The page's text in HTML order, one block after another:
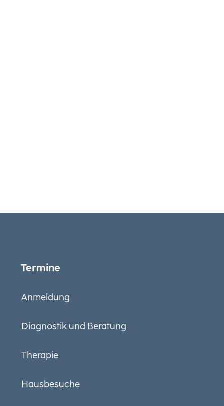
Termine
Anmeldung
Diagnostik und Beratung
Therapie
Hausbesuche